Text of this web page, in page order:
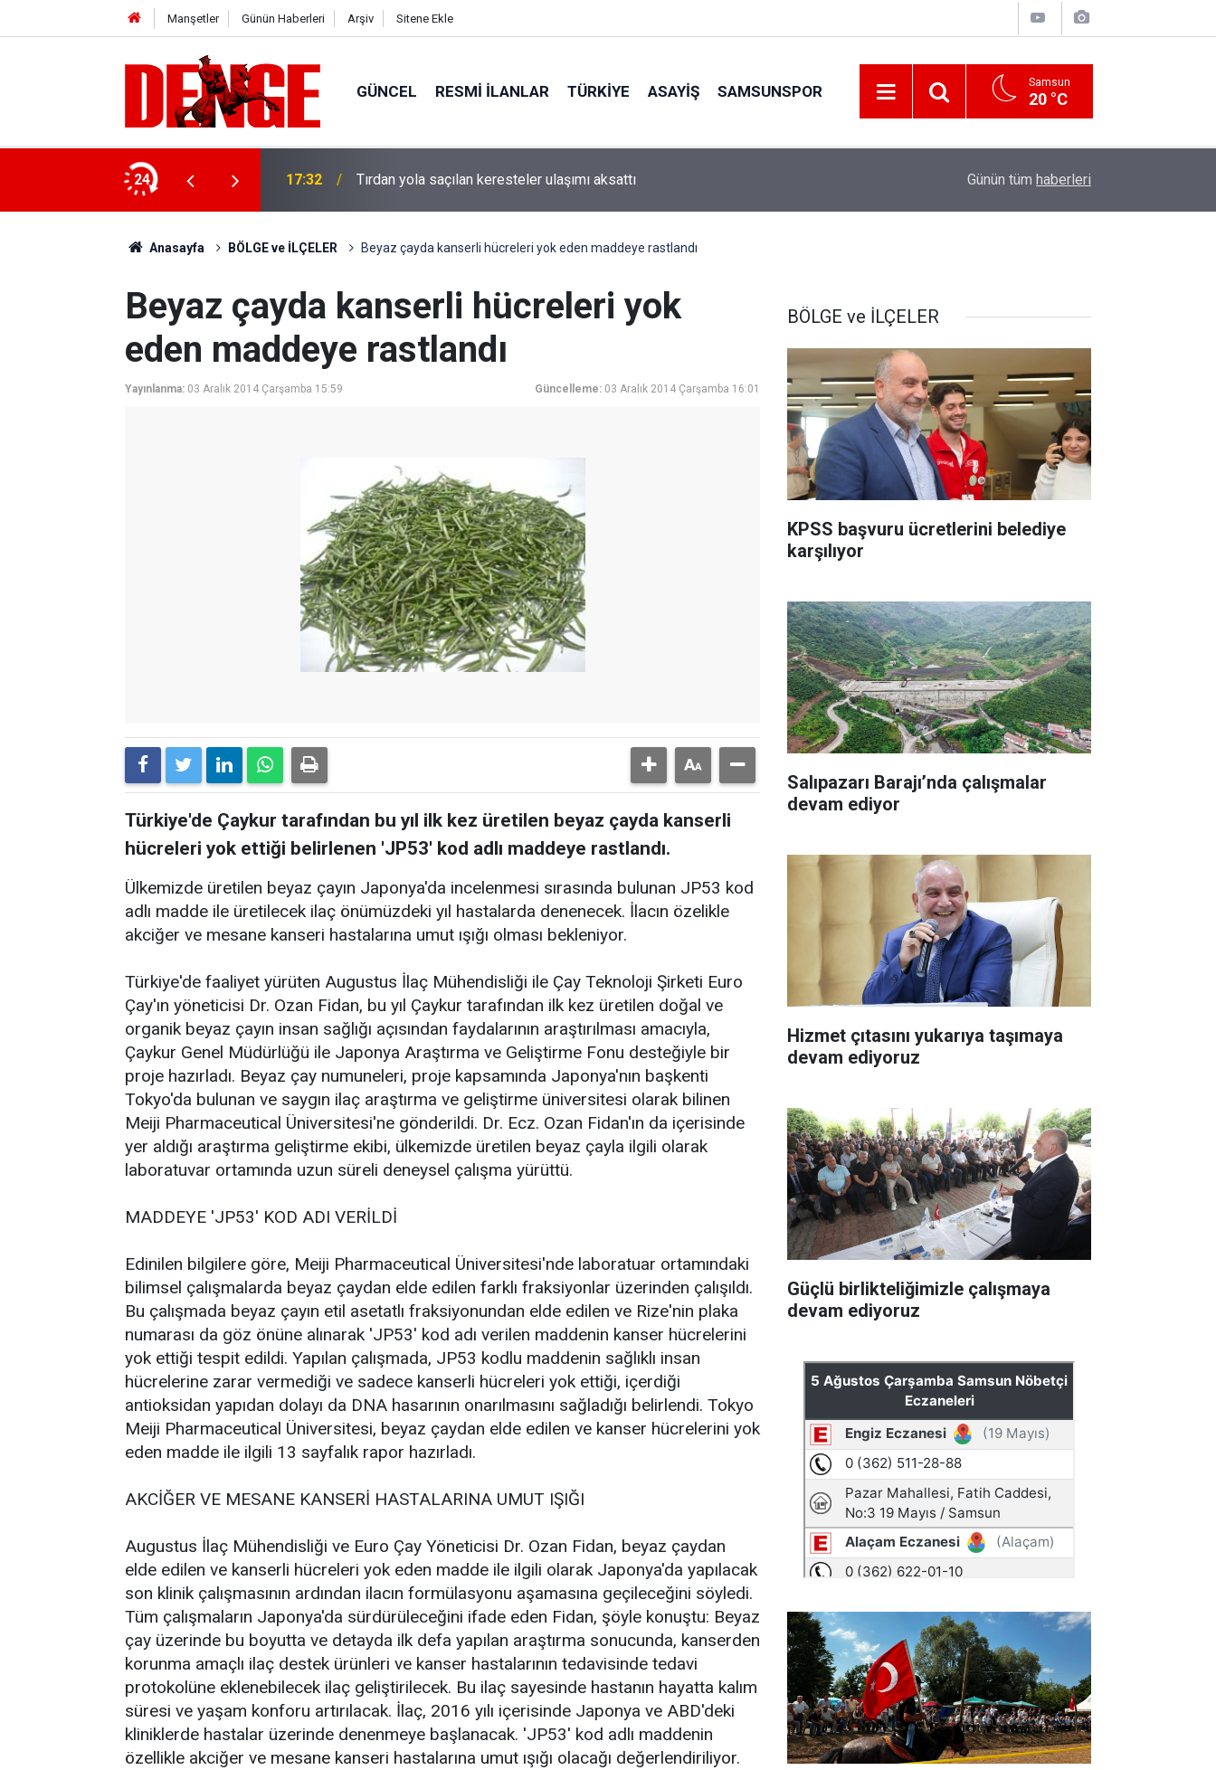
Manşetler Günün Haberleri Arşiv Sitene Ekle
GÜNCEL RESMI İLANLAR TÜRKİYE ASAYİŞ SAMSUNSPOR Samsun
20 °C
24 17:32 Tırdan yola saçılan keresteler ulaşımı aksattı Samsun'da fındık hasat ve ihraç tarihleri
Günün tüm haberleri
Anasayfa BÖLGE ve İLÇELER Beyaz çayda kanserli hücreleri yok eden maddeye rastlandı
Beyaz çayda kanserli hücreleri yok
eden maddeye rastlandı
Yayınlanma: 03 Aralık 2014 Çarşamba 15:59 Güncelleme: 03 Aralık 2014 Çarşamba 16:01
Türkiye'de Çaykur tarafından bu yıl ilk kez üretilen beyaz çayda kanserli
hücreleri yok ettiği belirlenen 'JP53' kod adlı maddeye rastlandı.
Ülkemizde üretilen beyaz çayın Japonya'da incelenmesi sırasında bulunan JP53 kod
adlı madde ile üretilecek ilaç önümüzdeki yıl hastalarda denenecek. İlacın özelikle
akciğer ve mesane kanseri hastalarına umut ışığı olması bekleniyor.
Türkiye'de faaliyet yürüten Augustus İlaç Mühendisliği ile Çay Teknoloji Şirketi Euro
Çay'ın yöneticisi Dr. Ozan Fidan, bu yıl Çaykur tarafından ilk kez üretilen doğal ve
organik beyaz çayın insan sağlığı açısından faydalarının araştırılması amacıyla,
Çaykur Genel Müdürlüğü ile Japonya Araştırma ve Geliştirme Fonu desteğiyle bir
proje hazırladı. Beyaz çay numuneleri, proje kapsamında Japonya'nın başkenti
Tokyo'da bulunan ve saygın ilaç araştırma ve geliştirme üniversitesi olarak bilinen
Meiji Pharmaceutical Üniversitesi'ne gönderildi. Dr. Ecz. Ozan Fidan'ın da içerisinde
yer aldığı araştırma geliştirme ekibi, ülkemizde üretilen beyaz çayla ilgili olarak
laboratuvar ortamında uzun süreli deneysel çalışma yürüttü.
MADDEYE 'JP53' KOD ADI VERİLDİ
Edinilen bilgilere göre, Meiji Pharmaceutical Üniversitesi'nde laboratuar ortamındaki
bilimsel çalışmalarda beyaz çaydan elde edilen farklı fraksiyonlar üzerinden çalışıldı.
Bu çalışmada beyaz çayın etil asetatlı fraksiyonundan elde edilen ve Rize'nin plaka
numarası da göz önüne alınarak 'JP53' kod adı verilen maddenin kanser hücrelerini
yok ettiği tespit edildi. Yapılan çalışmada, JP53 kodlu maddenin sağlıklı insan
hücrelerine zarar vermediği ve sadece kanserli hücreleri yok ettiği, içerdiği
antioksidan yapıdan dolayı da DNA hasarının onarılmasını sağladığı belirlendi. Tokyo
Meiji Pharmaceutical Üniversitesi, beyaz çaydan elde edilen ve kanser hücrelerini yok
eden madde ile ilgili 13 sayfalık rapor hazırladı.
AKCİĞER VE MESANE KANSERİ HASTALARINA UMUT IŞIĞI
Augustus İlaç Mühendisliği ve Euro Çay Yöneticisi Dr. Ozan Fidan, beyaz çaydan
elde edilen ve kanserli hücreleri yok eden madde ile ilgili olarak Japonya'da yapılacak
son klinik çalışmasının ardından ilacın formülasyonu aşamasına geçileceğini söyledi.
Tüm çalışmaların Japonya'da sürdürüleceğini ifade eden Fidan, şöyle konuştu: Beyaz
çay üzerinde bu boyutta ve detayda ilk defa yapılan araştırma sonucunda, kanserden
korunma amaçlı ilaç destek ürünleri ve kanser hastalarının tedavisinde tedavi
protokolüne eklenebilecek ilaç geliştirilecek. Bu ilaç sayesinde hastanın hayatta kalım
süresi ve yaşam konforu artırılacak. İlaç, 2016 yılı içerisinde Japonya ve ABD'deki
kliniklerde hastalar üzerinde denenmeye başlanacak. 'JP53' kod adlı maddenin
özellikle akciğer ve mesane kanseri hastalarına umut ışığı olacağı değerlendiriliyor.
BÖLGE ve İLÇELER
KPSS başvuru ücretlerini belediye
karşılıyor
Salıpazarı Barajı’nda çalışmalar
devam ediyor
Hizmet çıtasını yukarıya taşımaya
devam ediyoruz
Güçlü birlikteliğimizle çalışmaya
devam ediyoruz